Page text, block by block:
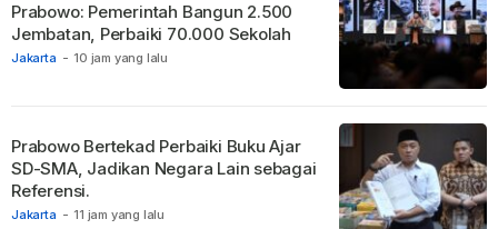
Jakarta - 10 jam yang lalu
Prabowo: Pemerintah Bangun 2.500
Jembatan, Perbaiki 70.000 Sekolah
Jakarta - 11 jam yang lalu
Prabowo Bertekad Perbaiki Buku Ajar
SD-SMA, Jadikan Negara Lain sebagai
Referensi.